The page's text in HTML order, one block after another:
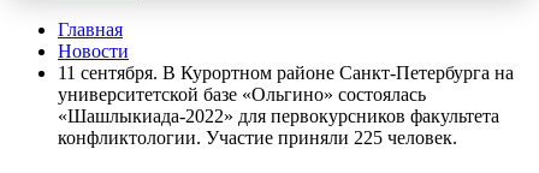
Главная
Новости
11 сентября. В Курортном районе Санкт-Петербурга на
университетской базе «Ольгино» состоялась
«Шашлыкиада-2022» для первокурсников факультета
конфликтологии. Участие приняли 225 человек.